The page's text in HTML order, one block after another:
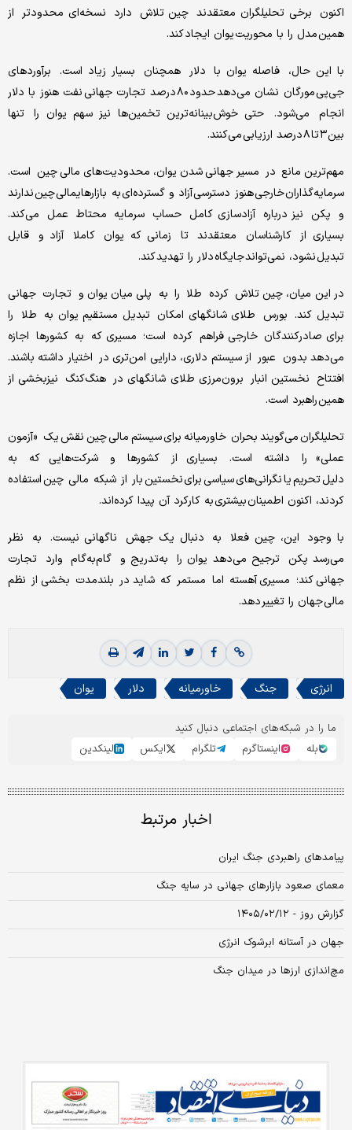
اکنون برخی تحلیلگران معتقدند چین تلاش دارد نسخه‌ای محدودتر از
همین مدل را با محوریت یوان ایجاد کند.
با این حال، فاصله یوان با دلار همچنان بسیار زیاد است. برآوردهای
جی‌پی مورگان نشان می‌دهد حدود ۸۰ درصد تجارت جهانی نفت هنوز با دلار
انجام می‌شود. حتی خوش‌بینانه‌ترین تخمین‌ها نیز سهم یوان را تنها
بین ۳ تا ۸ درصد ارزیابی می‌کنند.
مهم‌ترین مانع در مسیر جهانی شدن یوان، محدودیت‌های مالی چین است.
سرمایه‌گذاران خارجی هنوز دسترسی آزاد و گسترده‌ای به بازارهایمالی چین ندارند
و پکن نیز درباره آزادسازی کامل حساب سرمایه محتاط عمل می‌کند.
بسیاری از کارشناسان معتقدند تا زمانی که یوان کاملا آزاد و قابل
تبدیل نشود، نمی‌تواند جایگاه دلار را تهدید کند.
در این میان، چین تلاش کرده طلا را به پلی میان یوان و تجارت جهانی
تبدیل کند. بورس طلای شانگهای امکان تبدیل مستقیم یوان به طلا را
برای صادرکنندگان خارجی فراهم کرده است؛ مسیری که به کشورها اجازه
می‌دهد بدون عبور از سیستم دلاری، دارایی امن‌تری در اختیار داشته باشند.
افتتاح نخستین انبار برون‌مرزی طلای شانگهای در هنگ‌کنگ نیزبخشی از
همین راهبرد است.
تحلیلگران می‌گویند بحران خاورمیانه برای سیستم مالی چین نقش یک «آزمون
عملی» را داشته است. بسیاری از کشورها و شرکت‌هایی که به
دلیل تحریم یا نگرانی‌های سیاسی برای نخستین بار از شبکه مالی چین استفاده
کردند، اکنون اطمینان بیشتری به کارکرد آن پیدا کرده‌اند.
با وجود این، چین فعلا به دنبال یک جهش ناگهانی نیست. به نظر
می‌رسد پکن ترجیح می‌دهد یوان را به‌تدریج و گام‌به‌گام وارد تجارت
جهانی کند؛ مسیری آهسته اما مستمر که شاید در بلندمدت بخشی از نظم
مالی جهان را تغییر دهد.
انرژی جنگ خاورمیانه دلار یوان
ما را در شبکه‌های اجتماعی دنبال کنید
بله
اینستاگرم تلگرام ایکس لینکدین
اخبار مرتبط
پیامدهای راهبردی جنگ ایران
معمای صعود بازارهای جهانی در سایه جنگ
گزارش روز - ۱۴۰۵/۰۲/۱۲
جهان در آستانه ابرشوک انرژی
مچ‌اندازی ارزها در میدان جنگ